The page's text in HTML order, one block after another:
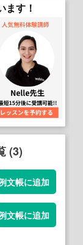
す！
(3)
文帳に追加
文帳に追加